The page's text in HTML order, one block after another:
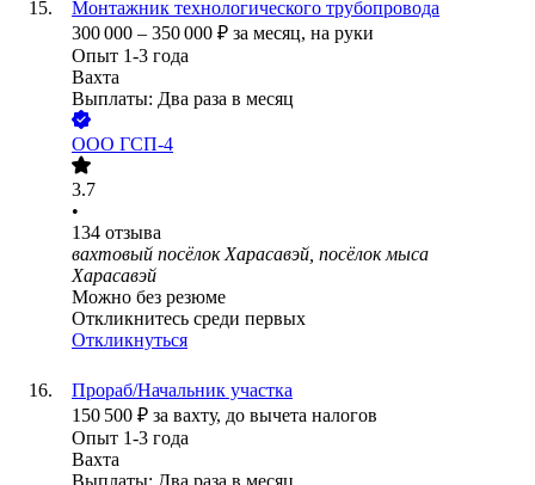
Монтажник технологического трубопровода
300 000 – 350 000 ₽ за месяц, на руки
Опыт 1-3 года
Вахта
Выплаты: Два раза в месяц
ООО ГСП-4
3.7
•
134 отзыва
вахтовый посёлок Харасавэй, посёлок мыса
Харасавэй
Можно без резюме
Откликнитесь среди первых
Откликнуться
Прораб/Начальник участка
150 500 ₽ за вахту, до вычета налогов
Опыт 1-3 года
Вахта